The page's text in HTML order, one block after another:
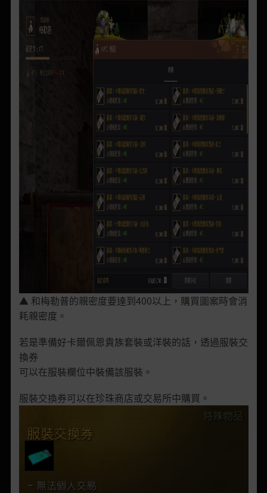
▲ 和梅勒普的親密度要達到400以上，購買圖案時會消
耗親密度。
若是準備好卡爾佩恩貴族套裝或洋裝的話，透過服裝交
換券
可以在服裝欄位中裝備該服裝。
服裝交換券可以在珍珠商店或交易所中購買。